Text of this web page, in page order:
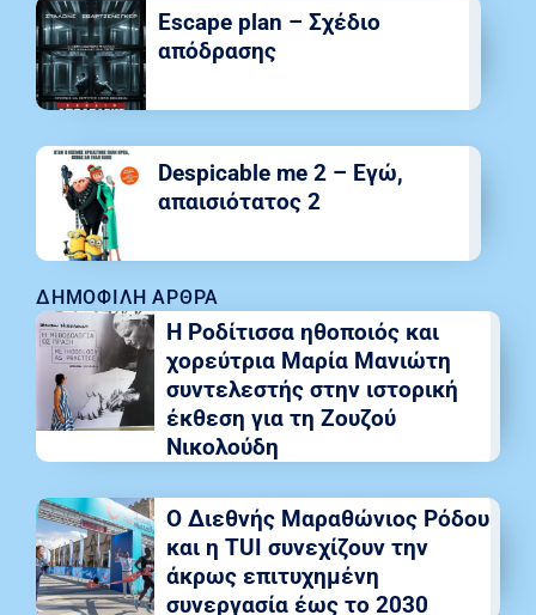
ΔΗΜΟΦΙΛΉ ΆΡΘΡΑ
Η Ροδίτισσα ηθοποιός και
χορεύτρια Μαρία Μανιώτη
συντελεστής στην ιστορική
έκθεση για τη Ζουζού
Νικολούδη
Ο Διεθνής Μαραθώνιος Ρόδου
και η TUI συνεχίζουν την
άκρως επιτυχημένη
συνεργασία έως το 2030
Escape plan – Σχέδιο
απόδρασης
Despicable me 2 – Εγώ,
απαισιότατος 2